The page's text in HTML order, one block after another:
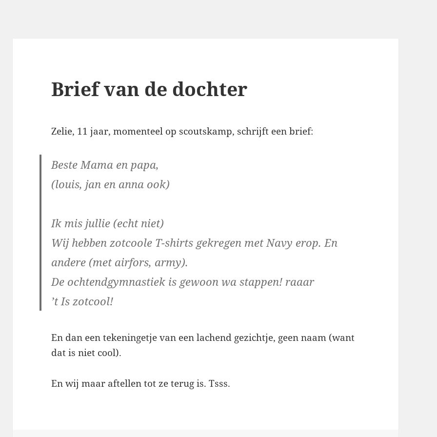
Brief van de dochter
Zelie, 11 jaar, momenteel op scoutskamp, schrijft een brief:
Beste Mama en papa,
(louis, jan en anna ook)
Ik mis jullie (echt niet)
Wij hebben zotcoole T-shirts gekregen met Navy erop. En
andere (met airfors, army).
De ochtendgymnastiek is gewoon wa stappen! raaar
’t Is zotcool!
En dan een tekeningetje van een lachend gezichtje, geen naam (want
dat is niet cool).
En wij maar aftellen tot ze terug is. Tsss.